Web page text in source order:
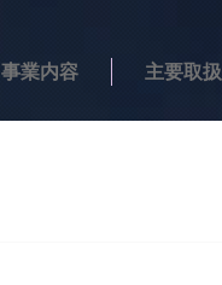
事業内容 主要取